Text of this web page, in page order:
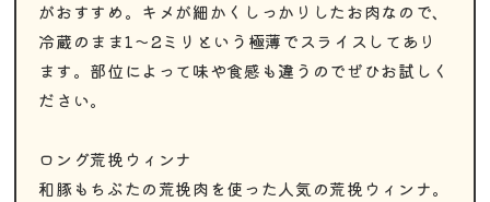
がおすすめ。キメが細かくしっかりしたお肉なので、
冷蔵のまま1〜2ミリという極薄でスライスしてあり
ます。部位によって味や食感も違うのでぜひお試しく
ださい。
ロング荒挽ウィンナ
和豚もちぶたの荒挽肉を使った人気の荒挽ウィンナ。